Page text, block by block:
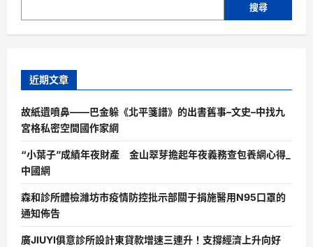
搜尋
近期文章
故紙遺噴鼻——巴金躲《北平箋譜》的出書舊事–文史–中找九
宮格私密空間國作家網
“小葉子”成績年夜財產 金山翠芽擔起年夜義務查包養網心得_
中國網
森和診所體檢濰坊市疫情防控批示部關于捐施醫用N95口罩的
通知佈告
廣JIUYI俱意診所設計東貸款增速三連升！支撐經濟上升向好